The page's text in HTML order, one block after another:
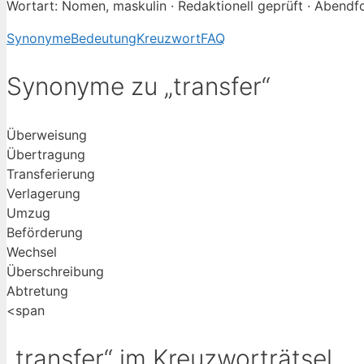
Wortart: Nomen, maskulin · Redaktionell geprüft ·
SynonymeBedeutungKreuzwortFAQ
Synonyme zu „transfer“
Überweisung
Übertragung
Transferierung
Verlagerung
Umzug
Beförderung
Wechsel
Überschreibung
Abtretung
<span